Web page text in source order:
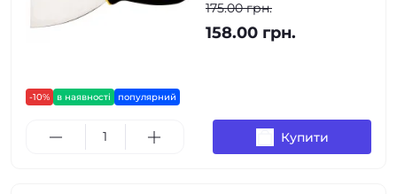
-10% в наявності популярний
175.00 грн.
158.00 грн.
Купити